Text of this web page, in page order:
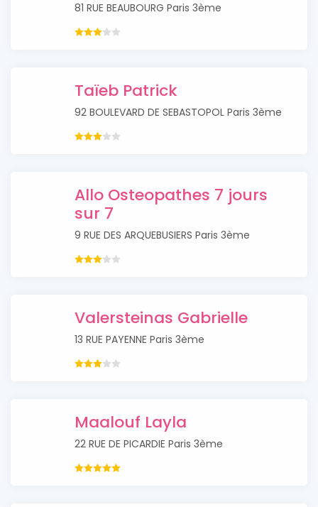
81 RUE BEAUBOURG Paris 3ème
Taïeb Patrick
92 BOULEVARD DE SEBASTOPOL Paris 3ème
Allo Osteopathes 7 jours
sur 7
9 RUE DES ARQUEBUSIERS Paris 3ème
Valersteinas Gabrielle
13 RUE PAYENNE Paris 3ème
Maalouf Layla
22 RUE DE PICARDIE Paris 3ème